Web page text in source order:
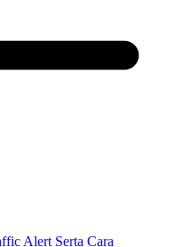
Alert Serta Cara